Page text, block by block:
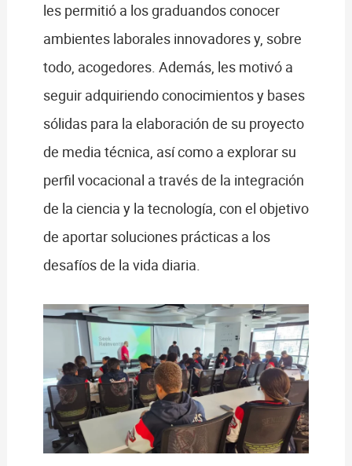
les permitió a los graduandos conocer
ambientes laborales innovadores y, sobre
todo, acogedores. Además, les motivó a
seguir adquiriendo conocimientos y bases
sólidas para la elaboración de su proyecto
de media técnica, así como a explorar su
perfil vocacional a través de la integración
de la ciencia y la tecnología, con el objetivo
de aportar soluciones prácticas a los
desafíos de la vida diaria.